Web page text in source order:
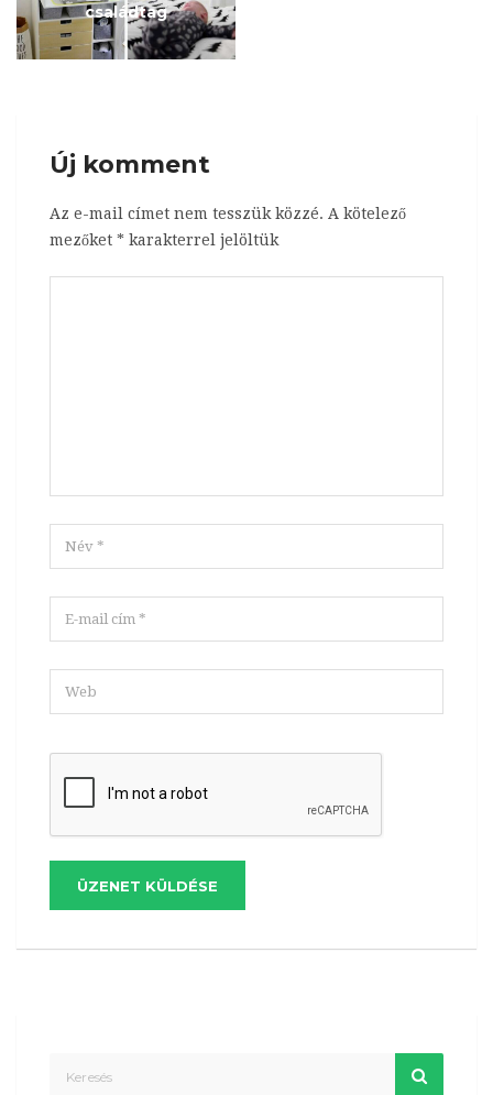
családtag
Új komment
Az e-mail címet nem tesszük közzé. A kötelező
mezőket * karakterrel jelöltük
ÜZENET KÜLDÉSE